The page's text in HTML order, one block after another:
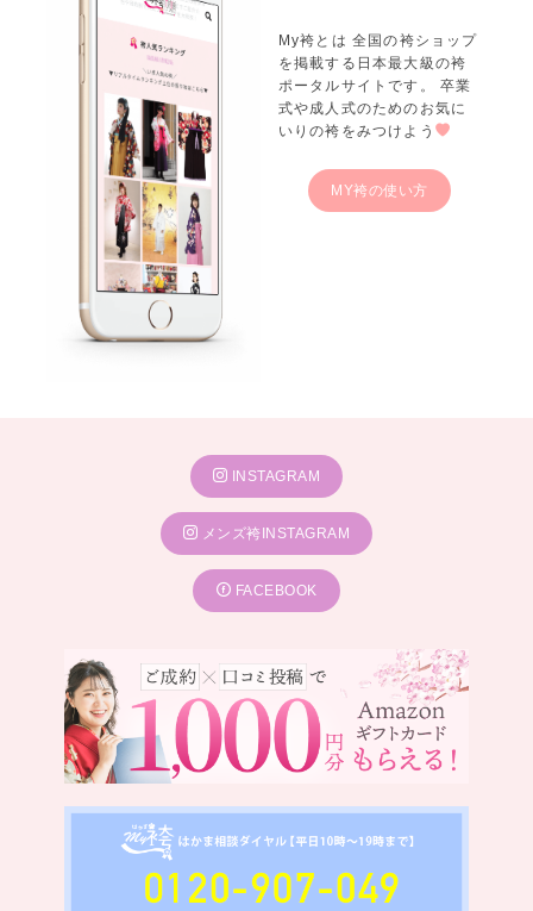
My袴とは 全国の袴ショップ
を掲載する日本最大級の袴
ポータルサイトです。 卒業
式や成人式のためのお気に
いりの袴をみつけよう
MY袴の使い方
INSTAGRAM
メンズ袴INSTAGRAM
FACEBOOK